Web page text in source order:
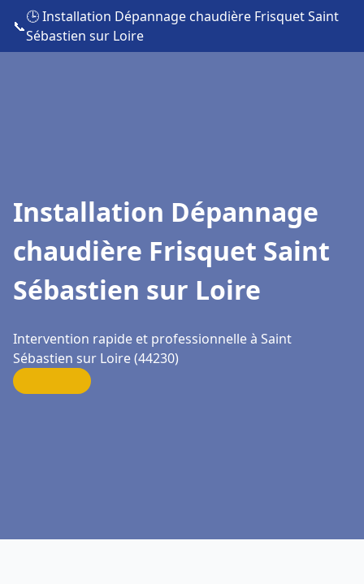
📞
🕒 Installation Dépannage chaudière Frisquet Saint
Sébastien sur Loire
Installation Dépannage
chaudière Frisquet Saint
Sébastien sur Loire
Intervention rapide et professionnelle à Saint
Sébastien sur Loire (44230)